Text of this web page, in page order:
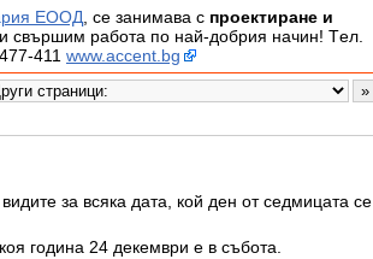
ЕООД, се занимава с проектиране и
свършим работа по най-добрия начин! Tел.
411 www.accent.bg
за всяка дата, кой ден от седмицата се
година 24 декември е в събота.